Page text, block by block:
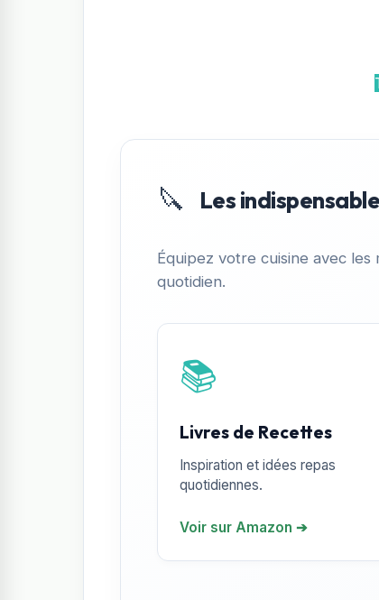
🔪 Les
Équipez votre cuisine avec
quotidien.
📚
Livres de Recettes
Inspiration et idées repas
quotidiennes.
Voir sur Amazon ➔